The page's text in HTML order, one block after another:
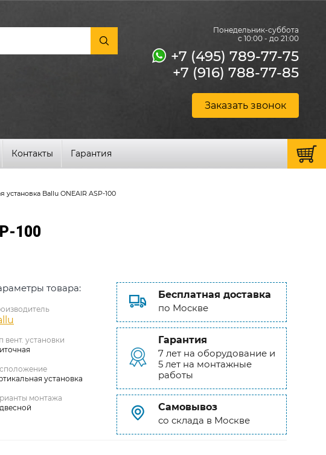
Понедельник-суббота
с 10:00 - до 21:00
+7 (495) 789-77-75
+7 (916) 788-77-85
Заказать звонок
Контакты Гарантия
установка Ballu ONEAIR ASP-100
100
товара:
вент. установки
установка
монтажа
Бесплатная доставка
по Москве
Гарантия
7 лет на оборудование и
5 лет на монтажные
работы
Самовывоз
со склада в Москве